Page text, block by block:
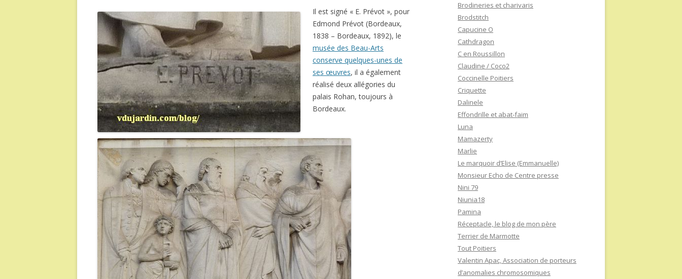
Il est signé « E. Prévot », pour
Edmond Prévot (Bordeaux,
1838 – Bordeaux, 1892), le
musée des Beau-Arts
conserve quelques-unes de
ses œuvres, il a également
réalisé deux allégories du
palais Rohan, toujours à
Bordeaux.
Brodineries et charivaris
Brodstitch
Capucine O
Cathdragon
C en Roussillon
Claudine / Coco2
Coccinelle Poitiers
Criquette
Dalinele
Effondrille et abat-faim
Luna
Mamazerty
Marlie
Le marquoir d’Elise (Emmanuelle)
Monsieur Echo de Centre presse
Nini 79
Niunia18
Pamina
Réceptacle, le blog de mon père
Terrier de Marmotte
Tout Poitiers
Valentin Apac, Association de porteurs
d’anomalies chromosomiques